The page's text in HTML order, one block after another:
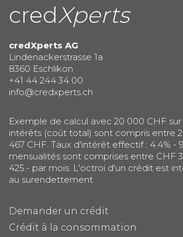
credXperts
credXperts AG
Lindenackerstrasse 1a
8360 Eschlikon
+41 44 244 34 00
info@credxperts.ch
Exemple de calcul avec 20 000 CHF sur
intérêts (coût total) sont compris entre 2
467 CHF. Taux d'intérêt effectif : 4.4% -
mensualités sont comprises entre CHF
425.- par mois. L'octroi d'un crédit est
au surendettement
Demander un crédit
Crédit à la consommation